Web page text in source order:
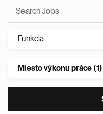
Funkcia
Miesto výkonu práce (1)